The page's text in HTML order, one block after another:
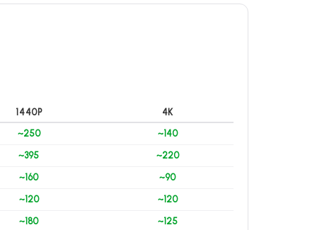
1440P
4K
~250
~140
~395 ~220
~160 ~90
~120 ~120
~180 ~125